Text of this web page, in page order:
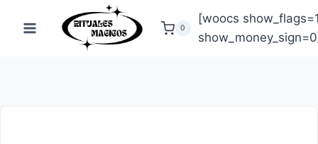
0
[woocs